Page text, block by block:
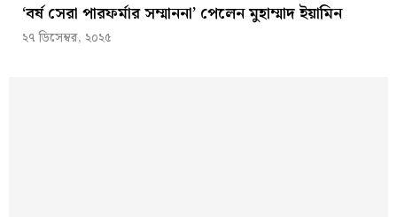
‘বর্ষ সেরা পারফর্মার সম্মাননা’ পেলেন মুহাম্মাদ ইয়ামিন
২৭ ডিসেম্বর, ২০২৫